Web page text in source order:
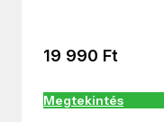
19 990 Ft
Megtekintés